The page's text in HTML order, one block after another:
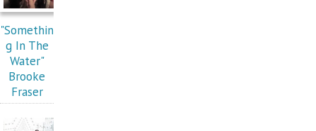
"Somethin
g In The
Water"
Brooke
Fraser